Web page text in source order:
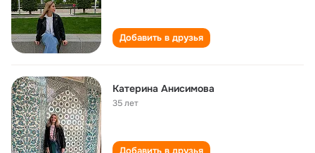
Добавить в друзья
Катерина Анисимова
35 лет
Добавить в друзья